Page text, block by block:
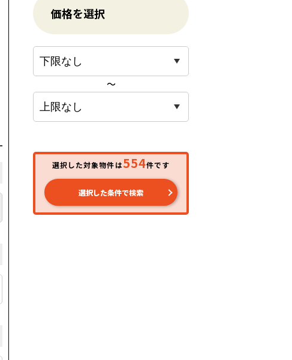
価格を選択
〜
選択した対象物件は554件です
選択した条件で検索